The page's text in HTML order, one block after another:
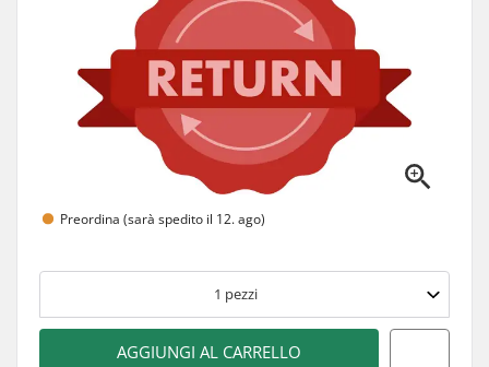
Preordina (sarà spedito il 12. ago)
1 pezzi
AGGIUNGI AL CARRELLO